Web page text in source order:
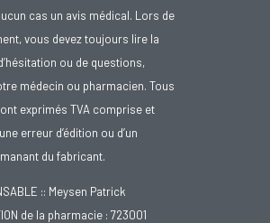
cas un avis médical. Lors de
vous devez toujours lire la
ou de questions,
médecin ou pharmacien. Tous
exprimés TVA comprise et
erreur d’édition ou d’un
du fabricant.
:: Meysen Patrick
de la pharmacie : 723001